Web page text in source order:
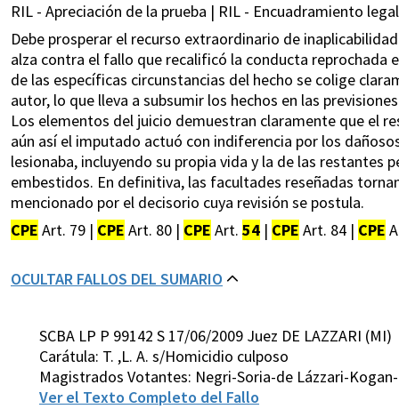
RIL - Apreciación de la prueba | RIL - Encuadramiento
Debe prosperar el recurso extraordinario de
alza contra el fallo que recalificó la conducta reprochada
de las específicas circunstancias del hecho se colige
autor, lo que lleva a subsumir los hechos en las
Los elementos del juicio demuestran claramente que el
aún así el imputado actuó con indiferencia por los
lesionaba, incluyendo su propia vida y la de las restantes
embestidos. En definitiva, las facultades reseñadas
mencionado por el decisorio cuya revisión se postula.
CPE Art. 79 | CPE Art. 80 | CPE Art. 54 | CPE Art. 84 | CPE
OCULTAR FALLOS DEL SUMARIO
SCBA LP P 99142 S 17/06/2009 Juez DE LAZZARI (MI)
Carátula: T. ,L. A. s/Homicidio culposo
Magistrados Votantes: Negri-Soria-de Lázzari-
Ver el Texto Completo del Fallo